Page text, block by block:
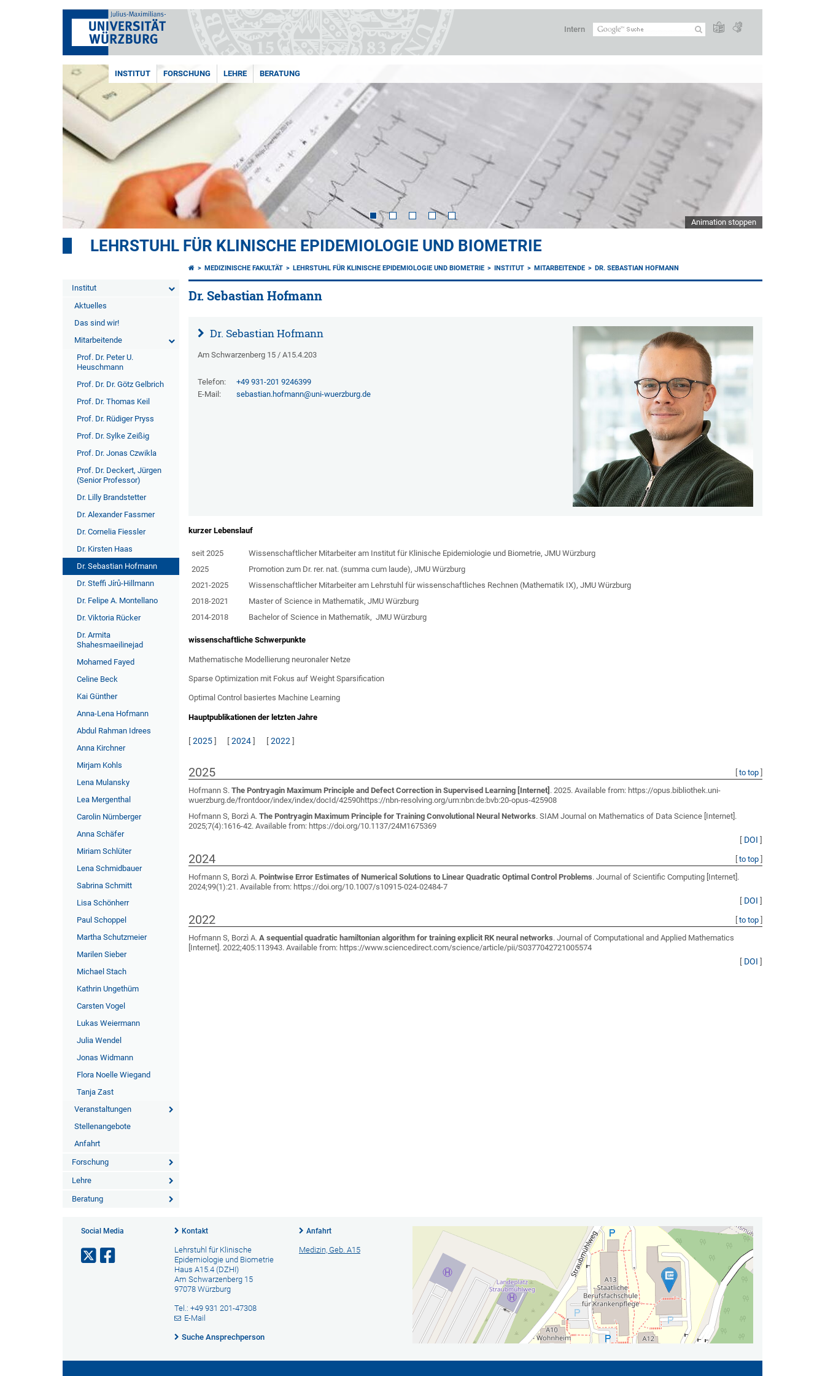
Intern
INSTITUT FORSCHUNG LEHRE BERATUNG
Animation stoppen
LEHRSTUHL FÜR KLINISCHE EPIDEMIOLOGIE UND BIOMETRIE
Institut
Aktuelles
Das sind wir!
Mitarbeitende
Prof. Dr. Peter U.
Heuschmann
Prof. Dr. Dr. Götz Gelbrich
Prof. Dr. Thomas Keil
Prof. Dr. Rüdiger Pryss
Prof. Dr. Sylke Zeißig
Prof. Dr. Jonas Czwikla
Prof. Dr. Deckert, Jürgen
(Senior Professor)
Dr. Lilly Brandstetter
Dr. Alexander Fassmer
Dr. Cornelia Fiessler
Dr. Kirsten Haas
Dr. Sebastian Hofmann
Dr. Steffi Jírů-Hillmann
Dr. Felipe A. Montellano
Dr. Viktoria Rücker
Dr. Armita
Shahesmaeilinejad
Mohamed Fayed
Celine Beck
Kai Günther
Anna-Lena Hofmann
Abdul Rahman Idrees
Anna Kirchner
Mirjam Kohls
Lena Mulansky
Lea Mergenthal
Carolin Nürnberger
Anna Schäfer
Miriam Schlüter
Lena Schmidbauer
Sabrina Schmitt
Lisa Schönherr
Paul Schoppel
Martha Schutzmeier
Marilen Sieber
Michael Stach
Kathrin Ungethüm
Carsten Vogel
Lukas Weiermann
Julia Wendel
Jonas Widmann
Flora Noelle Wiegand
Tanja Zast
Veranstaltungen
Stellenangebote
Anfahrt
Forschung
Lehre
Beratung
MEDIZINISCHE FAKULTÄT LEHRSTUHL FÜR KLINISCHE EPIDEMIOLOGIE UND BIOMETRIE INSTITUT MITARBEITENDE DR. SEBASTIAN HOFMANN
Dr. Sebastian Hofmann
Dr. Sebastian Hofmann
Am Schwarzenberg 15 / A15.4.203
Telefon:
+49 931-201 9246399
E-Mail:
sebastian.hofmann@uni-wuerzburg.de
kurzer Lebenslauf
seit 2025
Wissenschaftlicher Mitarbeiter am Institut für Klinische Epidemiologie und Biometrie, JMU Würzburg
2025
Promotion zum Dr. rer. nat. (summa cum laude), JMU Würzburg
2021-2025
Wissenschaftlicher Mitarbeiter am Lehrstuhl für wissenschaftliches Rechnen (Mathematik IX), JMU Würzburg
2018-2021
Master of Science in Mathematik, JMU Würzburg
2014-2018
Bachelor of Science in Mathematik, JMU Würzburg
wissenschaftliche Schwerpunkte
Mathematische Modellierung neuronaler Netze
Sparse Optimization mit Fokus auf Weight Sparsification
Optimal Control basiertes Machine Learning
Hauptpublikationen der letzten Jahre
[2025] [2024] [2022 ]
2025 to top]
Hofmann S.The Pontryagin Maximum Principle and Defect Correction in Supervised Learning [Internet] . 2025. Available from: https://opus.bibliothek.uni-
wuerzburg.de/frontdoor/index/index/docId/42590https://nbn-resolving.org/urn:nbn:de:bvb:20-opus-425908
Hofmann S, Borzì A.The Pontryagin Maximum Principle for Training Convolutional Neural Networks. SIAM Journal on Mathematics of Data Science [Internet].
2025;7(4):1616-42. Available from: https://doi.org/10.1137/24M1675369
[ DOI ]
2024 to top]
Hofmann S, Borzì A.Pointwise Error Estimates of Numerical Solutions to Linear Quadratic Optimal Control Problems. Journal of Scientific Computing [Internet].
2024;99(1):21. Available from: https://doi.org/10.1007/s10915-024-02484-7
[ DOI ]
2022 to top]
Hofmann S, Borzì A.A sequential quadratic hamiltonian algorithm for training explicit RK neural networks. Journal of Computational and Applied Mathematics
[Internet]. 2022;405:113943. Available from: https://www.sciencedirect.com/science/article/pii/S0377042721005574
[ DOI ]
Social Media Kontakt
Lehrstuhl für Klinische
Epidemiologie und Biometrie
Haus A15.4 (DZHI)
Am Schwarzenberg 15
97078 Würzburg
Tel.: +49 931 201-47308
E-Mail
Suche Ansprechperson
Anfahrt
Medizin, Geb. A15